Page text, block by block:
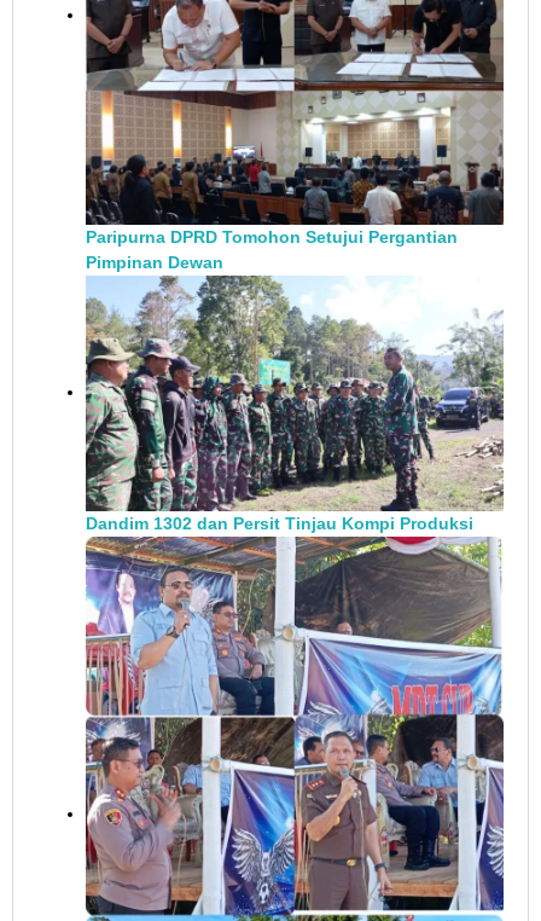
Paripurna DPRD Tomohon Setujui Pergantian
Pimpinan Dewan
Dandim 1302 dan Persit Tinjau Kompi Produksi